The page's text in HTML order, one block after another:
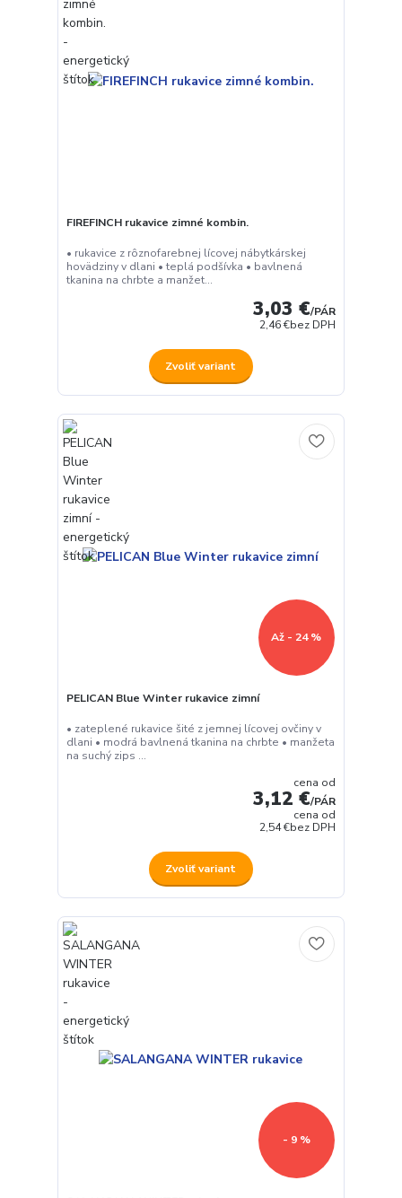
FIREFINCH rukavice zimné kombin.
• rukavice z rôznofarebnej lícovej nábytkárskej
hovädziny v dlani • teplá podšívka • bavlnená
tkanina na chrbte a manžet...
3,03 €/PÁR
2,46 €bez DPH
Zvoliť variant
Až - 24 %
PELICAN Blue Winter rukavice zimní
• zateplené rukavice šité z jemnej lícovej ovčiny v
dlani • modrá bavlnená tkanina na chrbte • manžeta
na suchý zips ...
cena od
3,12 €/PÁR
cena od
2,54 €bez DPH
Zvoliť variant
- 9 %